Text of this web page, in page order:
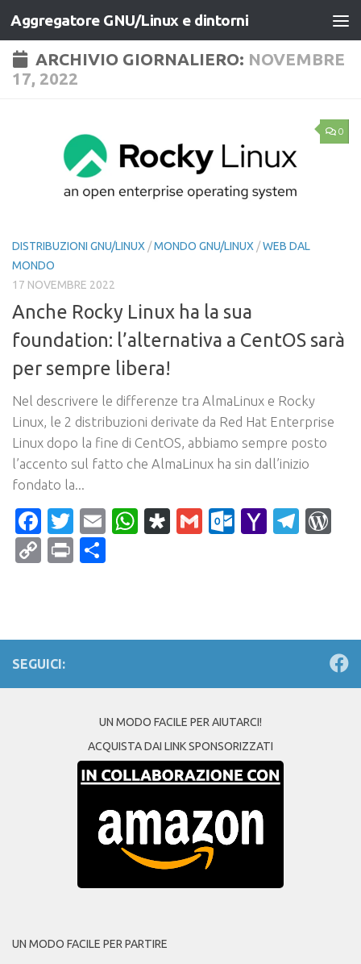
Salta al contenuto
Aggregatore GNU/Linux e dintorni
ARCHIVIO GIORNALIERO: NOVEMBRE
17, 2022
0
DISTRIBUZIONI GNU/LINUX /MONDO GNU/LINUX /WEB DAL
MONDO
17 NOVEMBRE 2022
Anche Rocky Linux ha la sua
foundation: l’alternativa a CentOS sarà
per sempre libera!
Nel descrivere le differenze tra AlmaLinux e Rocky
Linux, le 2 distribuzioni derivate da Red Hat Enterprise
Linux dopo la fine di CentOS, abbiamo sempre posto
l’accento sul fatto che AlmaLinux ha sin dall’inizio
fondato la...
Facebook
Twitter
EmailWhatsApp
Diaspora
Gmail Yahoo
CopyPrint
SEGUICI:
UN MODO FACILE PER AIUTARCI!
ACQUISTA DAI LINK SPONSORIZZATI
UN MODO FACILE PER PARTIRE